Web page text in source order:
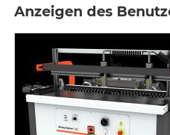
Anzeigen des